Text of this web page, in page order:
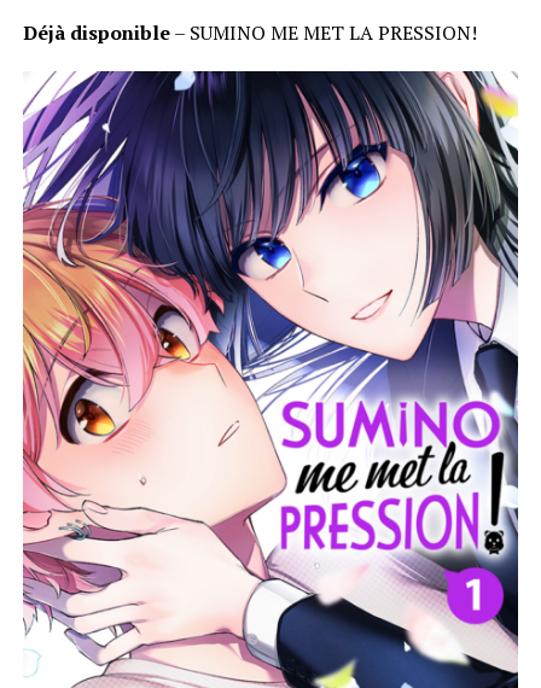
Déjà disponible– SUMINO ME MET LA PRESSION!